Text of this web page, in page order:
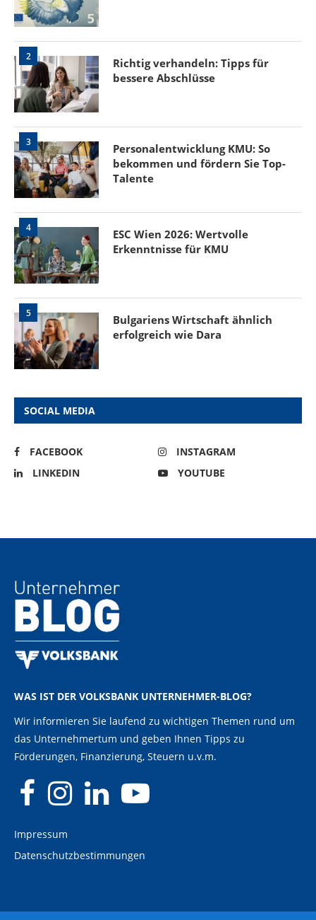
2
Richtig verhandeln: Tipps für
bessere Abschlüsse
3
Personalentwicklung KMU: So
bekommen und fördern Sie Top-
Talente
4
ESC Wien 2026: Wertvolle
Erkenntnisse für KMU
5
Bulgariens Wirtschaft ähnlich
erfolgreich wie Dara
SOCIAL MEDIA
FACEBOOK
INSTAGRAM
LINKEDIN
YOUTUBE
WAS IST DER VOLKSBANK UNTERNEHMER-BLOG?
Wir informieren Sie laufend zu wichtigen Themen rund um
das Unternehmertum und geben Ihnen Tipps zu
Förderungen, Finanzierung, Steuern u.v.m.
Impressum
Datenschutzbestimmungen